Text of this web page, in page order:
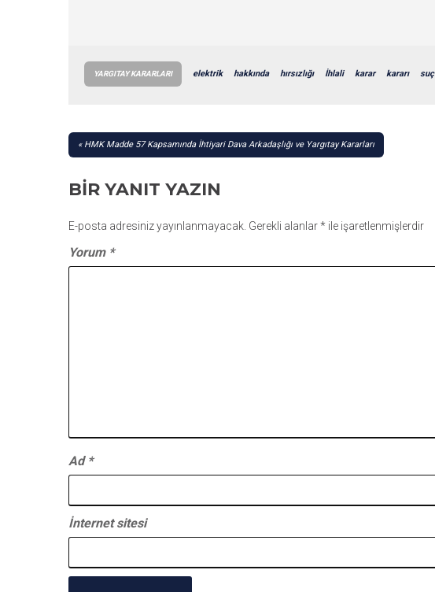
YARGITAY KARARLARI elektrik hakkında hırsızlığı İhlali karar kararı suç
YAZI
HMK Madde 57 Kapsamında İhtiyari Dava Arkadaşlığı ve Yargıtay Kararları
BIR YANIT YAZIN
E-posta adresiniz yayınlanmayacak. Gerekli alanlar* ile işaretlenmişlerdir
Yorum *
Ad *
İnternet sitesi